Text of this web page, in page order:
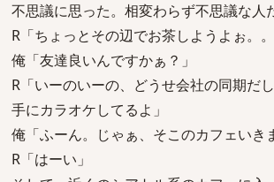
不思議に思った。相変わらず不思議な人
R「ちょっとその辺でお茶しようよぉ。。
俺「友達良いんですかぁ？」
R「いーのいーの、どうせ会社の同期だ
手にカラオケしてるよ」
俺「ふーん。じゃぁ、そこのカフェいき
R「はーい」